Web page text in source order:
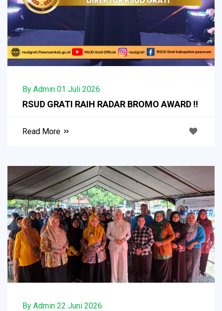
By Admin 01 Juli 2026
RSUD GRATI RAIH RADAR BROMO AWARD !!
Read More
By Admin 22 Juni 2026